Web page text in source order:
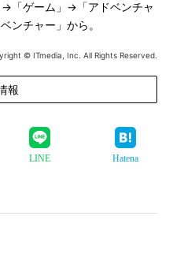
「ゲーム」→「アドベンチャ
ンチャー」から。
© ITmedia, Inc. All Rights Reserved.
報
LINE Hatena